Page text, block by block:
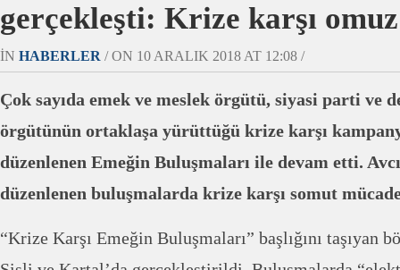
gerçekleşti: Krize karşı
IN HABERLER / ON 10 ARALIK 2018 AT 12:08 /
Çok sayıda emek ve meslek örgütü, siyasi parti ve
örgütünün ortaklaşa yürüttüğü krize karşı
düzenlenen Emeğin Buluşmaları ile devam etti.
düzenlenen buluşmalarda krize karşı somut
“Krize Karşı Emeğin Buluşmaları” başlığını taşıyan